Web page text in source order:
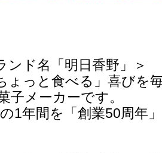
ド名「明日香野」＞
ょっと食べる」喜びを
子メーカーです。
1年間を「創業50周年